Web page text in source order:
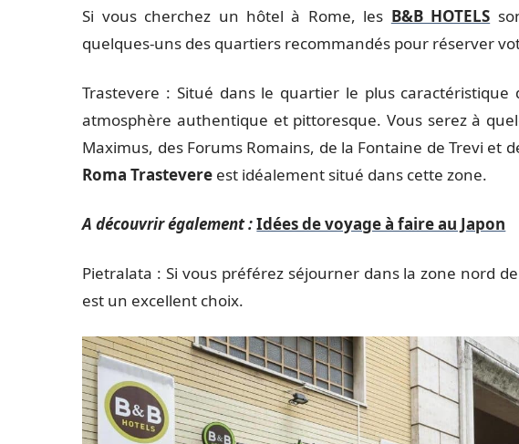
Si vous cherchez un hôtel à Rome, les B&B HOTELS
quelques-uns des quartiers recommandés pour réserver
Trastevere : Situé dans le quartier le plus caractéristique
atmosphère authentique et pittoresque. Vous serez à
Maximus, des Forums Romains, de la Fontaine de Trevi et
Roma Trastevere est idéalement situé dans cette zone.
A découvrir également :Idées de voyage à faire au Japon
Pietralata : Si vous préférez séjourner dans la zone nord
est un excellent choix.